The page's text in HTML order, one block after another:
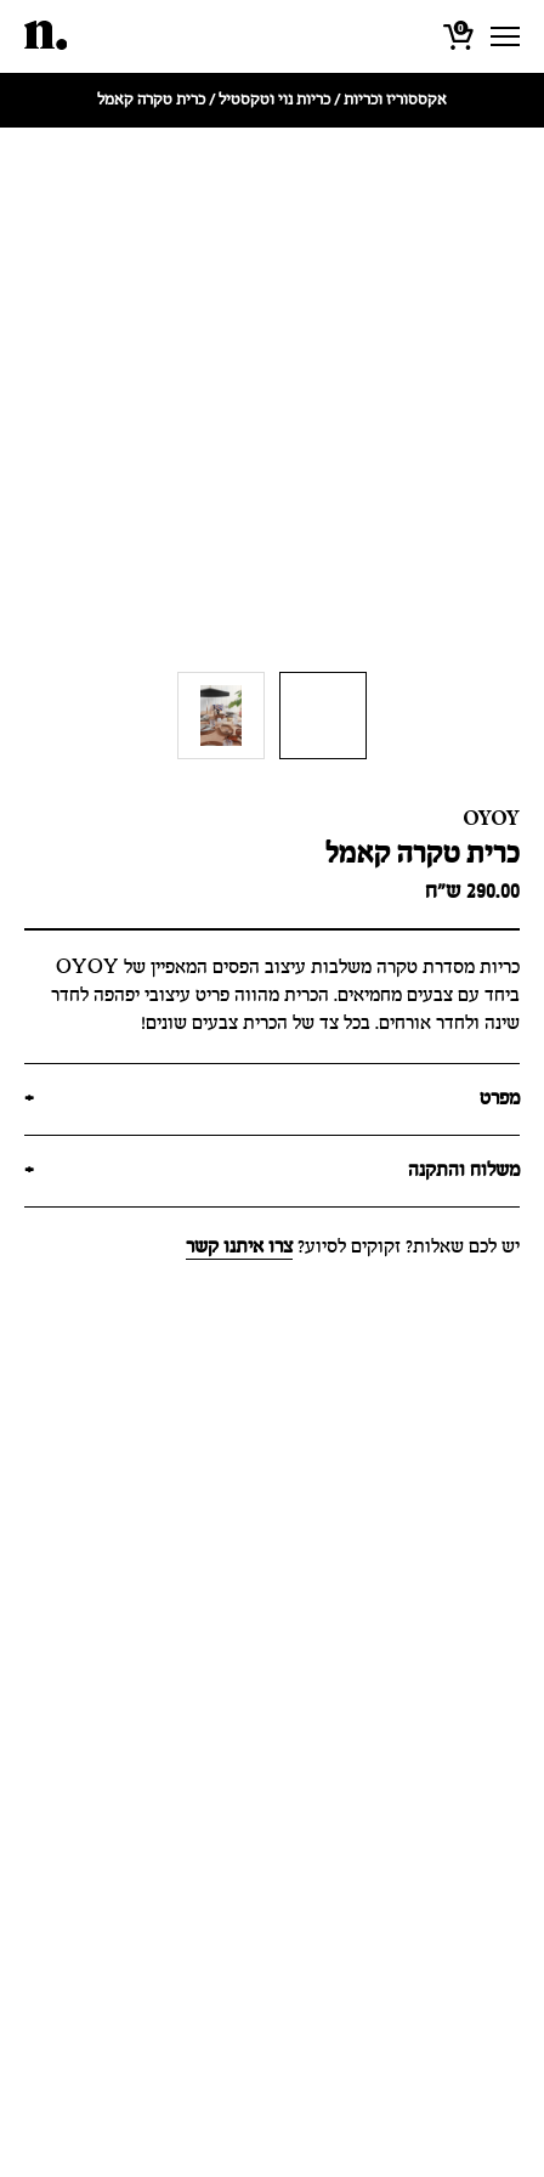
0
אקססוריז וכריות/כריות נוי וטקסטיל/ כרית טקרה קאמל
OYOY
כרית טקרה קאמל
290.00 ש״ח
כריות מסדרת טקרה משלבות עיצוב הפסים המאפיין של OYOY
ביחד עם צבעים מחמיאים. הכרית מהווה פריט עיצובי יפהפה לחדר
שינה ולחדר אורחים. בכל צד של הכרית צבעים שונים!
מפרט +
משלוח והתקנה +
יש לכם שאלות? זקוקים לסיוע?צרו איתנו קשר